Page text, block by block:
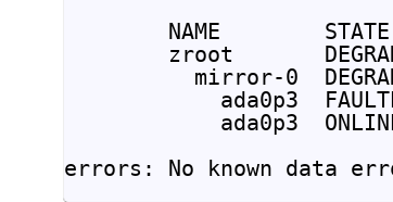
NAME
zroot
mirror-0
ada0p3
ada0p3
errors: No known data